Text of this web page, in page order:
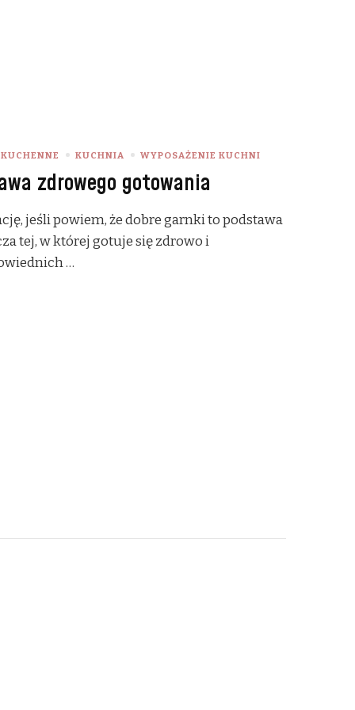
KUCHNIA WYPOSAŻENIE KUCHNI
zdrowego gotowania
jeśli powiem, że dobre garnki to podstawa
tej, w której gotuje się zdrowo i
…